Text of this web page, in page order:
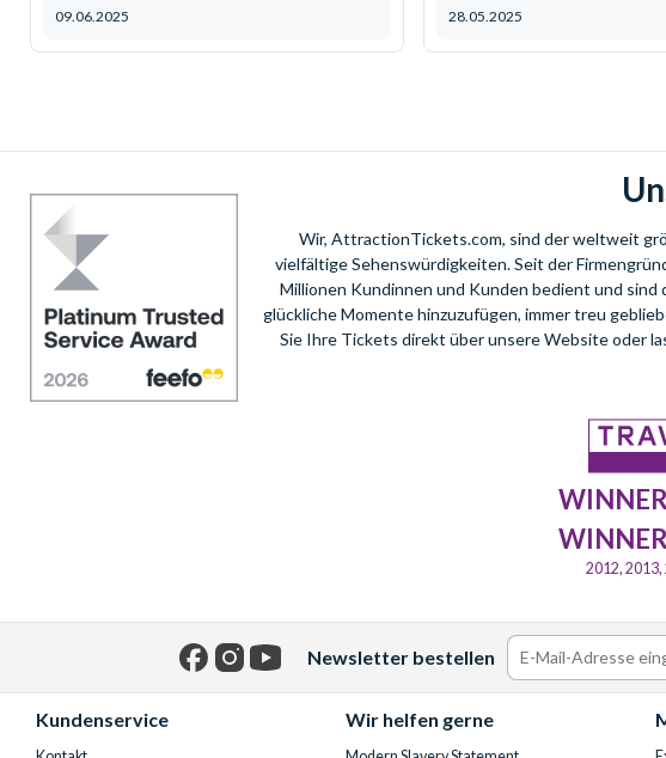
09.06.2025 28.05.2025
Wir, AttractionTickets.com, sind der weltweit
vielfältige Sehenswürdigkeiten. Seit der
Millionen Kundinnen und Kunden bedient und sind
glückliche Momente hinzuzufügen, immer treu
Sie Ihre Tickets direkt über unsere Website oder
2012, 2013,
Newsletter bestellen
Kundenservice Wir helfen gerne